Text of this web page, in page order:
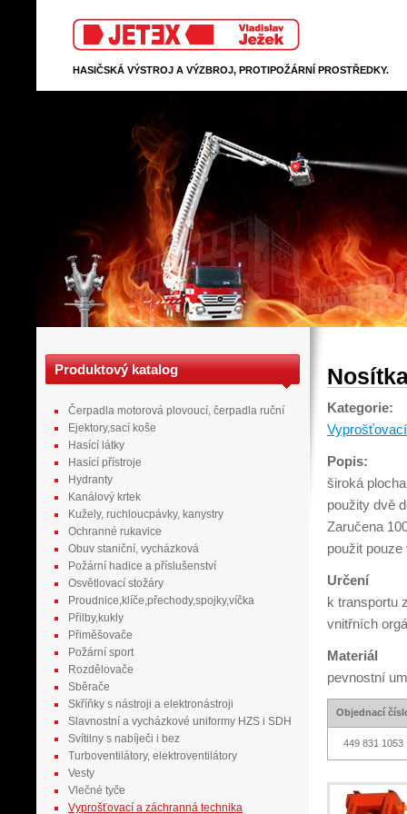
Jetex
HASIČSKÁ VÝSTROJ A VÝZBROJ, PROTIPOŽÁRNÍ PROSTŘEDKY.
Produktový katalog
Čerpadla motorová plovoucí, čerpadla ruční
Ejektory,sací koše
Hasící látky
Hasící přístroje
Hydranty
Kanálový krtek
Kužely, ruchloucpávky, kanystry
Ochranné rukavice
Obuv staniční, vycházková
Požární hadice a příslušenství
Osvětlovací stožáry
Proudnice,klíče,přechody,spojky,víčka
Přilby,kukly
Přiměšovače
Požární sport
Rozdělovače
Sběrače
Skříňky s nástroji a elektronástroji
Slavnostní a vycházkové uniformy HZS i SDH
Svítilny s nabíječi i bez
Turboventilátory, elektroventilátory
Vesty
Vlečné tyče
Vyprošťovací a záchranná technika
Kategorie:
Popis:
široká
použity dvě
Zaručena
použit
Určení
k transportu
vnitřních
Materiál
pevnostní
Objednací
449 831 1053